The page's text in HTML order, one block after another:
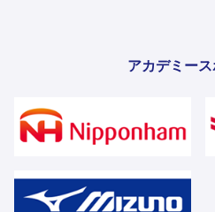
アカデミー